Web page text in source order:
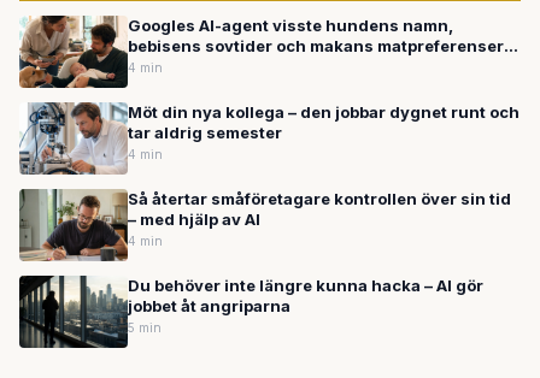
Googles AI-agent visste hundens namn,
bebisens sovtider och makans matpreferenser –
utan att ha blivit tillfrågad om det
4 min
Möt din nya kollega – den jobbar dygnet runt och
tar aldrig semester
4 min
Så återtar småföretagare kontrollen över sin tid
– med hjälp av AI
4 min
Du behöver inte längre kunna hacka – AI gör
jobbet åt angriparna
5 min